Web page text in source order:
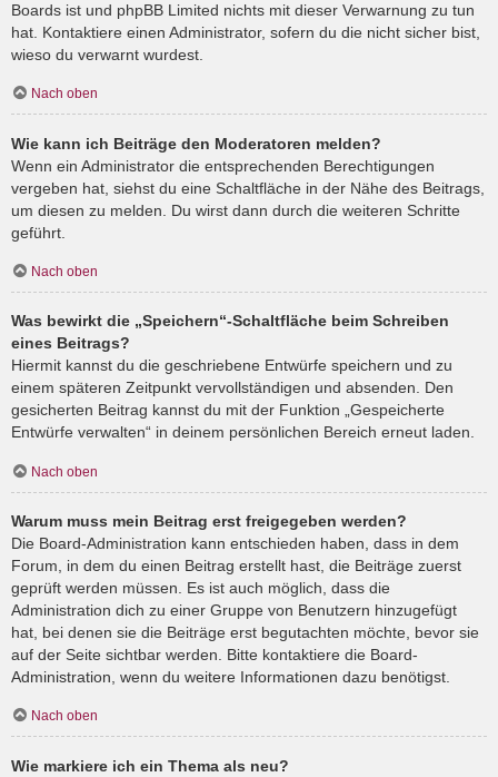
Boards ist und phpBB Limited nichts mit dieser Verwarnung zu tun
hat. Kontaktiere einen Administrator, sofern du die nicht sicher bist,
wieso du verwarnt wurdest.
Nach oben
Wie kann ich Beiträge den Moderatoren melden?
Wenn ein Administrator die entsprechenden Berechtigungen
vergeben hat, siehst du eine Schaltfläche in der Nähe des Beitrags,
um diesen zu melden. Du wirst dann durch die weiteren Schritte
geführt.
Nach oben
Was bewirkt die „Speichern“-Schaltfläche beim Schreiben
eines Beitrags?
Hiermit kannst du die geschriebene Entwürfe speichern und zu
einem späteren Zeitpunkt vervollständigen und absenden. Den
gesicherten Beitrag kannst du mit der Funktion „Gespeicherte
Entwürfe verwalten“ in deinem persönlichen Bereich erneut laden.
Nach oben
Warum muss mein Beitrag erst freigegeben werden?
Die Board-Administration kann entschieden haben, dass in dem
Forum, in dem du einen Beitrag erstellt hast, die Beiträge zuerst
geprüft werden müssen. Es ist auch möglich, dass die
Administration dich zu einer Gruppe von Benutzern hinzugefügt
hat, bei denen sie die Beiträge erst begutachten möchte, bevor sie
auf der Seite sichtbar werden. Bitte kontaktiere die Board-
Administration, wenn du weitere Informationen dazu benötigst.
Nach oben
Wie markiere ich ein Thema als neu?